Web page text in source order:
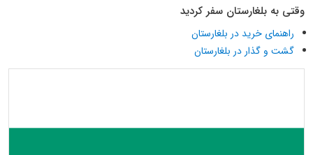
وقتی به بلغارستان سفر کردید
راهنمای خرید در بلغارستان
گشت و گذار در بلغارستان